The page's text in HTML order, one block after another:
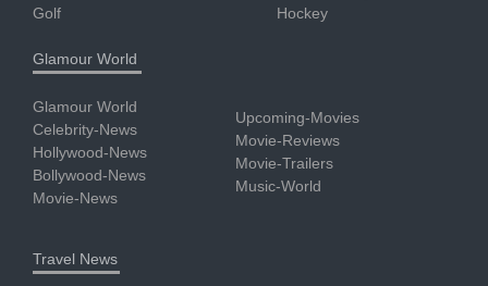
Golf
Hockey
Glamour World
Glamour World
Celebrity-News
Hollywood-News
Bollywood-News
Movie-News
Upcoming-Movies
Movie-Reviews
Movie-Trailers
Music-World
Travel News